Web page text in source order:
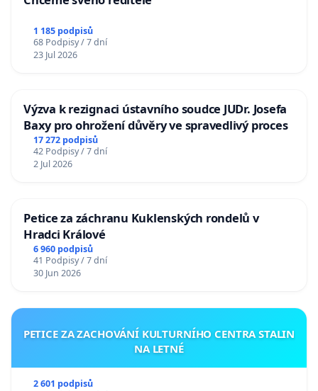
1 185 podpisů
68 Podpisy / 7 dní
23 Jul 2026
Výzva k rezignaci ústavního soudce JUDr. Josefa
Baxy pro ohrožení důvěry ve spravedlivý proces
17 272 podpisů
42 Podpisy / 7 dní
2 Jul 2026
Petice za záchranu Kuklenských rondelů v
Hradci Králové
6 960 podpisů
41 Podpisy / 7 dní
30 Jun 2026
PETICE ZA ZACHOVÁNÍ KULTURNÍHO CENTRA STALIN
NA LETNÉ
2 601 podpisů